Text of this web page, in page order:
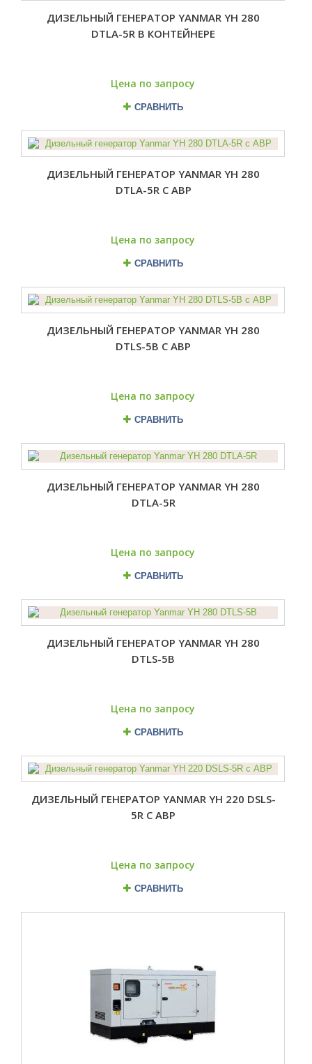
ДИЗЕЛЬНЫЙ ГЕНЕРАТОР YANMAR YH 280
DTLA-5R В КОНТЕЙНЕРЕ
Цена по запросу
СРАВНИТЬ
ДИЗЕЛЬНЫЙ ГЕНЕРАТОР YANMAR YH 280
DTLA-5R С АВР
Цена по запросу
СРАВНИТЬ
ДИЗЕЛЬНЫЙ ГЕНЕРАТОР YANMAR YH 280
DTLS-5B С АВР
Цена по запросу
СРАВНИТЬ
ДИЗЕЛЬНЫЙ ГЕНЕРАТОР YANMAR YH 280
DTLA-5R
Цена по запросу
СРАВНИТЬ
ДИЗЕЛЬНЫЙ ГЕНЕРАТОР YANMAR YH 280
DTLS-5B
Цена по запросу
СРАВНИТЬ
ДИЗЕЛЬНЫЙ ГЕНЕРАТОР YANMAR YH 220 DSLS-
5R С АВР
Цена по запросу
СРАВНИТЬ